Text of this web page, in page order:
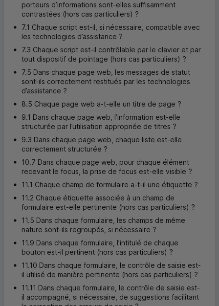
porteurs d’informations sont-elles suffisamment
contrastées (hors cas particuliers) ?
7.1 Chaque script est-il, si nécessaire, compatible avec
les technologies d’assistance ?
7.3 Chaque script est-il contrôlable par le clavier et par
tout dispositif de pointage (hors cas particuliers) ?
7.5 Dans chaque page web, les messages de statut
sont-ils correctement restitués par les technologies
d’assistance ?
8.5 Chaque page web a-t-elle un titre de page ?
9.1 Dans chaque page web, l’information est-elle
structurée par l’utilisation appropriée de titres ?
9.3 Dans chaque page web, chaque liste est-elle
correctement structurée ?
10.7 Dans chaque page web, pour chaque élément
recevant le focus, la prise de focus est-elle visible ?
11.1 Chaque champ de formulaire a-t-il une étiquette ?
11.2 Chaque étiquette associée à un champ de
formulaire est-elle pertinente (hors cas particuliers) ?
11.5 Dans chaque formulaire, les champs de même
nature sont-ils regroupés, si nécessaire ?
11.9 Dans chaque formulaire, l’intitulé de chaque
bouton est-il pertinent (hors cas particuliers) ?
11.10 Dans chaque formulaire, le contrôle de saisie est-
il utilisé de manière pertinente (hors cas particuliers) ?
11.11 Dans chaque formulaire, le contrôle de saisie est-
il accompagné, si nécessaire, de suggestions facilitant